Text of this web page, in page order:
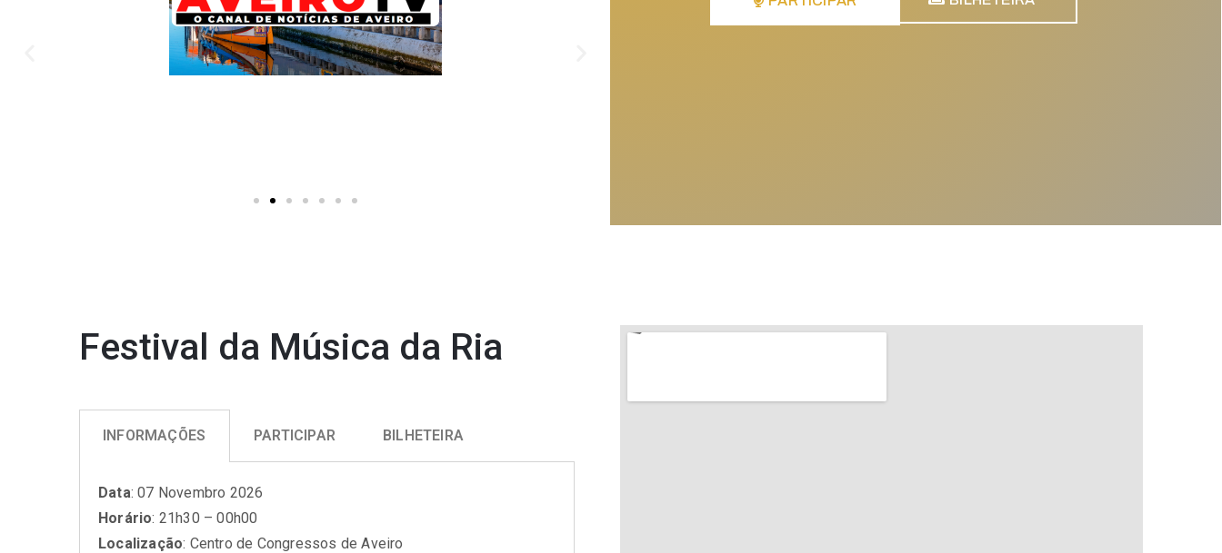
Festival da Música da Ria
INFORMAÇÕES PARTICIPAR BILHETEIRA
Data: 07 Novembro 2026
Horário: 21h30 – 00h00
Localização: Centro de Congressos de Aveiro